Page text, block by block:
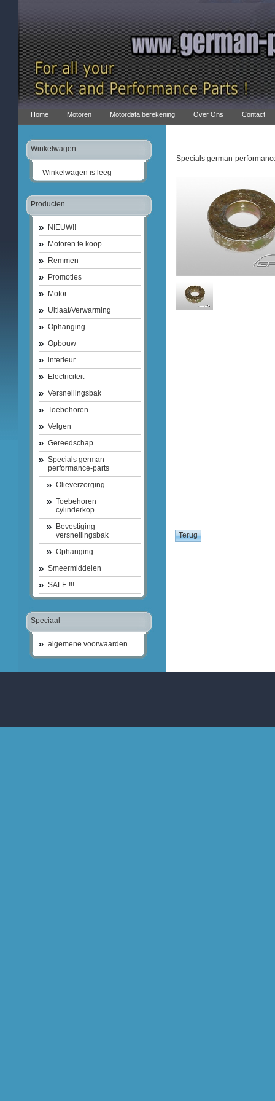
Home Motoren Motordata berekening Over Ons Contact
Winkelwagen
Winkelwagen is leeg
Producten
NIEUW!!
Motoren te koop
Remmen
Promoties
Motor
Uitlaat/Verwarming
Ophanging
Opbouw
interieur
Electriciteit
Versnellingsbak
Toebehoren
Velgen
Gereedschap
Specials german-
performance-parts
Olieverzorging
Toebehoren
cylinderkop
Bevestiging
versnellingsbak
Ophanging
Smeermiddelen
SALE !!!
Speciaal
algemene voorwaarden
Specials german-